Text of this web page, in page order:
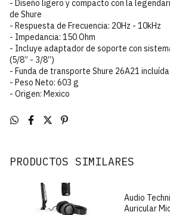
- Diseño ligero y compacto con la
de Shure
- Respuesta de Frecuencia: 20Hz - 10kHz
- Impedancia: 150 Ohm
- Incluye adaptador de soporte con
(5/8” - 3/8”)
- Funda de transporte Shure 26A21 incluída
- Peso Neto: 603 g
- Origen: Mexico
PRODUCTOS SIMILARES
Audio
Auricular